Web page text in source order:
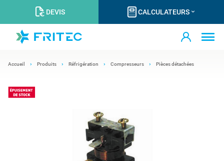
DEVIS CALCULATEURS
Accueil Produits Réfrigération Compresseurs Pièces détachées